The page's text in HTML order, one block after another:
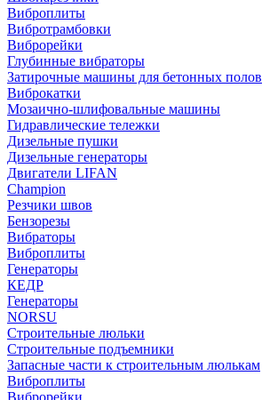
Виброплиты
Вибротрамбовки
Виброрейки
Глубинные вибраторы
Затирочные машины для бетонных полов
Виброкатки
Мозаично-шлифовальные машины
Гидравлические тележки
Дизельные пушки
Дизельные генераторы
Двигатели LIFAN
Champion
Резчики швов
Бензорезы
Вибраторы
Виброплиты
Генераторы
КЕДР
Генераторы
NORSU
Строительные люльки
Строительные подъемники
Запасные части к строительным люлькам
Виброплиты
Виброрейки